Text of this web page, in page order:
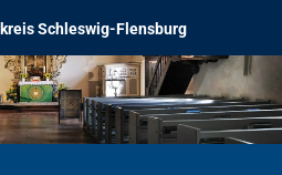
Schleswig-Flensburg